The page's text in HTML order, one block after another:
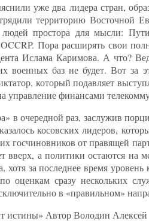
уже два лидера стран,
территорию Восточной
простора для мысли:
OCCRP. Пора расширять свои
Ислама Каримова. А что?
военных баз не будет. Вот
который подавляет
управление финансами
в очередной раз, заслужив
косовских лидеров,
госчиновников от правящей
вверх, а политики остаются на
хотя за последнее время
оценкам сразу нескольких
в «правильном»
истины» Автор Володин Алексей